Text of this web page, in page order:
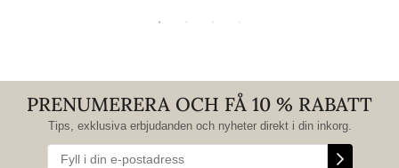
PRENUMERERA OCH FÅ 10 % RABATT
Tips, exklusiva erbjudanden och nyheter direkt i din inkorg.